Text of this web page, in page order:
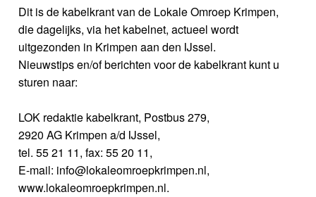
Dit is de kabelkrant van de Lokale Omroep Krimpen,
die dagelijks, via het kabelnet, actueel wordt
uitgezonden in Krimpen aan den IJssel.
Nieuwstips en/of berichten voor de kabelkrant kunt u
sturen naar:
LOK redaktie kabelkrant, Postbus 279,
2920 AG Krimpen a/d IJssel,
tel. 55 21 11, fax: 55 20 11,
E-mail: info@lokaleomroepkrimpen.nl,
www.lokaleomroepkrimpen.nl.